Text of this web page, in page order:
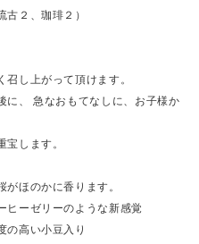
２、珈琲２）
し上がって頂けます。
に、 急なおもてなしに、お子様か
します。
ほのかに香ります。
ヒーゼリーのような新感覚
の高い小豆入り